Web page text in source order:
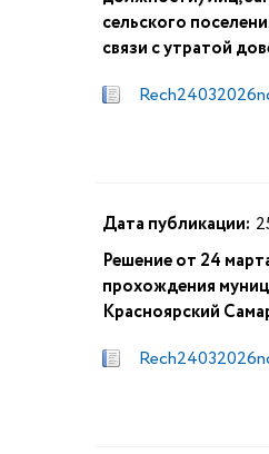
сельского
связи с утратой
Дата публикации:
Решение от 24
прохождения
Красноярский